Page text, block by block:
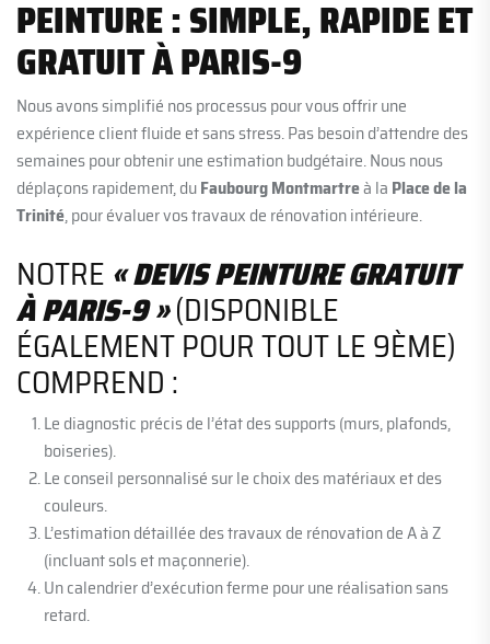
PEINTURE : SIMPLE, RAPIDE ET
GRATUIT À PARIS-9
Nous avons simplifié nos processus pour vous offrir une
expérience client fluide et sans stress. Pas besoin d’attendre des
semaines pour obtenir une estimation budgétaire. Nous nous
déplaçons rapidement, duFaubourg Montmartreà la Place de la
Trinité, pour évaluer vos travaux de rénovation intérieure.
NOTRE « DEVIS PEINTURE GRATUIT
À PARIS-9 »(DISPONIBLE
ÉGALEMENT POUR TOUT LE 9ÈME)
COMPREND :
Le diagnostic précis de l’état des supports (murs, plafonds,
boiseries).
Le conseil personnalisé sur le choix des matériaux et des
couleurs.
L’estimation détaillée des travaux de rénovation de A à Z
(incluant sols et maçonnerie).
Un calendrier d’exécution ferme pour une réalisation sans
retard.